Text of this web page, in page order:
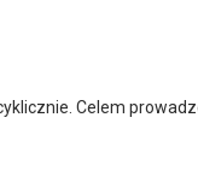
Celem